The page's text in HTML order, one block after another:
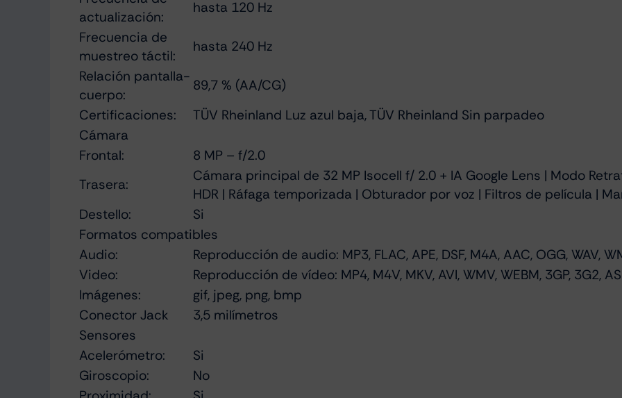
actualización:
hasta 120 Hz
Frecuencia de
muestreo táctil:
hasta 240 Hz
Relación pantalla-
cuerpo:
89,7 % (AA/CG)
Certificaciones:
TÜV Rheinland Luz azul baja, TÜV Rheinland Sin parpadeo
Cámara
Frontal:
8 MP – f/2.0
Trasera:
Cámara principal de 32 MP Isocell f/ 2.0 + IA Google Lens | Modo
HDR | Ráfaga temporizada | Obturador por voz | Filtros de película |
Destello:
Si
Formatos compatibles
Audio:
Reproducción de audio: MP3, FLAC, APE, DSF, M4A, AAC, OGG, WAV,
Video:
Reproducción de vídeo: MP4, M4V, MKV, AVI, WMV, WEBM, 3GP, 3G2,
Imágenes:
gif, jpeg, png, bmp
Conector Jack
3,5 milímetros
Sensores
Acelerómetro:
Si
Giroscopio:
No